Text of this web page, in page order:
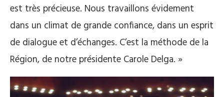
est très précieuse. Nous travaillons évidement
dans un climat de grande confiance, dans un esprit
de dialogue et d’échanges. C’est la méthode de la
Région, de notre présidente Carole Delga. »